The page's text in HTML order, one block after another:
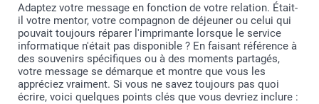
Adaptez votre message en fonction de votre relation. Était-
il votre mentor, votre compagnon de déjeuner ou celui qui
pouvait toujours réparer l'imprimante lorsque le service
informatique n'était pas disponible ? En faisant référence à
des souvenirs spécifiques ou à des moments partagés,
votre message se démarque et montre que vous les
appréciez vraiment. Si vous ne savez toujours pas quoi
écrire, voici quelques points clés que vous devriez inclure :